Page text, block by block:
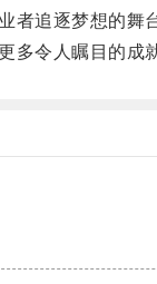
追逐梦想的舞台
令人瞩目的成就